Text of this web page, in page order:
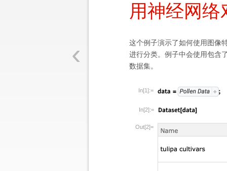
‹
用神经网
这个例子演示了如何使用图像
进行分类。例子中会使用包含
数据集。
In[1]:=
In[2]:=
Out[2]=